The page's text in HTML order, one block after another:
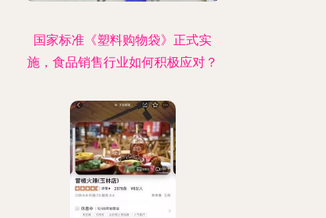
国家标准《塑料购物袋》正式实
施，食品销售行业如何积极应对？